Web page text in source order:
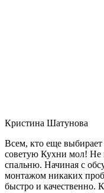
Кристина Шатунова
Всем, кто еще
советую Кухни мол! Не
спальню. Начиная с
монтажом никаких
быстро и качественно.